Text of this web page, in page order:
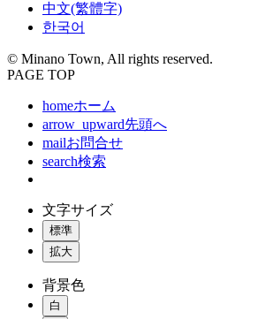
中文(繁體字)
한국어
© Minano Town, All rights reserved.
PAGE TOP
homeホーム
arrow_upward先頭へ
mailお問合せ
search検索
文字サイズ
標準
拡大
背景色
白